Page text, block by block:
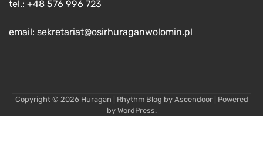
tel.: +48 576 996 723
email: sekretariat@osirhuraganwolomin.pl
Copyright © 2026 Huragan | Rhythm Blog by Ascendoor| Powered
by WordPress.